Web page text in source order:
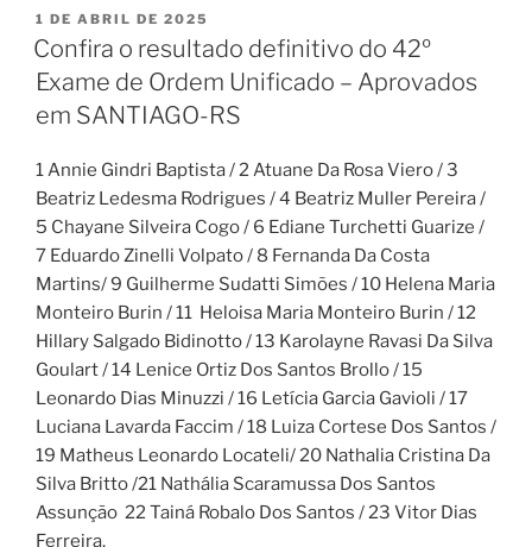
PUBLICADO
EM
1 DE ABRIL DE 2025
Confira o resultado definitivo do 42º
Exame de Ordem Unificado – Aprovados
em SANTIAGO-RS
1 Annie Gindri Baptista / 2 Atuane Da Rosa Viero / 3
Beatriz Ledesma Rodrigues / 4 Beatriz Muller Pereira /
5 Chayane Silveira Cogo / 6 Ediane Turchetti Guarize /
7 Eduardo Zinelli Volpato / 8 Fernanda Da Costa
Martins/ 9 Guilherme Sudatti Simões / 10 Helena Maria
Monteiro Burin / 11 Heloisa Maria Monteiro Burin / 12
Hillary Salgado Bidinotto / 13 Karolayne Ravasi Da Silva
Goulart / 14 Lenice Ortiz Dos Santos Brollo / 15
Leonardo Dias Minuzzi / 16 Letícia Garcia Gavioli / 17
Luciana Lavarda Faccim / 18 Luiza Cortese Dos Santos /
19 Matheus Leonardo Locateli/ 20 Nathalia Cristina Da
Silva Britto /21 Nathália Scaramussa Dos Santos
Assunção 22 Tainá Robalo Dos Santos / 23 Vitor Dias
Ferreira.